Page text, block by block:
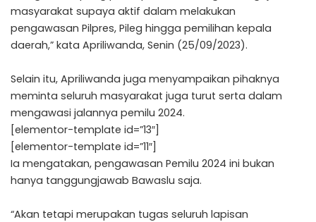
masyarakat supaya aktif dalam melakukan
pengawasan Pilpres, Pileg hingga pemilihan kepala
daerah,” kata Apriliwanda, Senin (25/09/2023).
Selain itu, Apriliwanda juga menyampaikan pihaknya
meminta seluruh masyarakat juga turut serta dalam
mengawasi jalannya pemilu 2024.
[elementor-template id=”13″]
[elementor-template id=”11″]
Ia mengatakan, pengawasan Pemilu 2024 ini bukan
hanya tanggungjawab Bawaslu saja.
“Akan tetapi merupakan tugas seluruh lapisan